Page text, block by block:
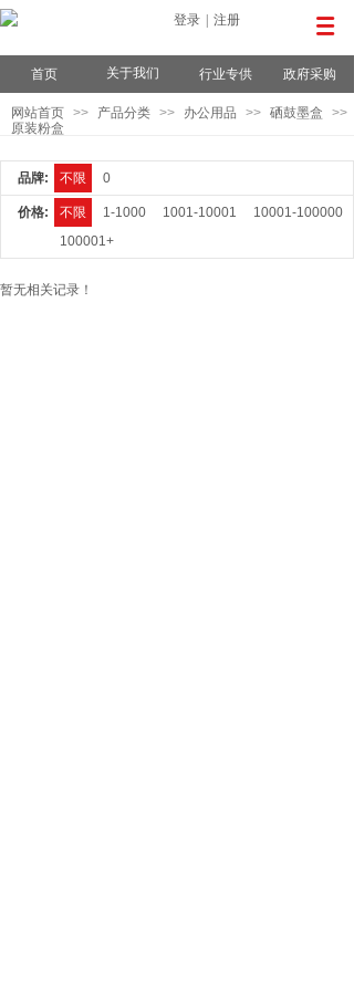
登录 注册
首页 关于我们 行业专供 政府采购
网站首页 >> 产品分类 >> 办公用品 >> 硒鼓墨盒
>>
原装粉盒
品牌: 不限 0
价格: 不限 1-1000 1001-10001
10001-100000
100001+
暂无相关记录！